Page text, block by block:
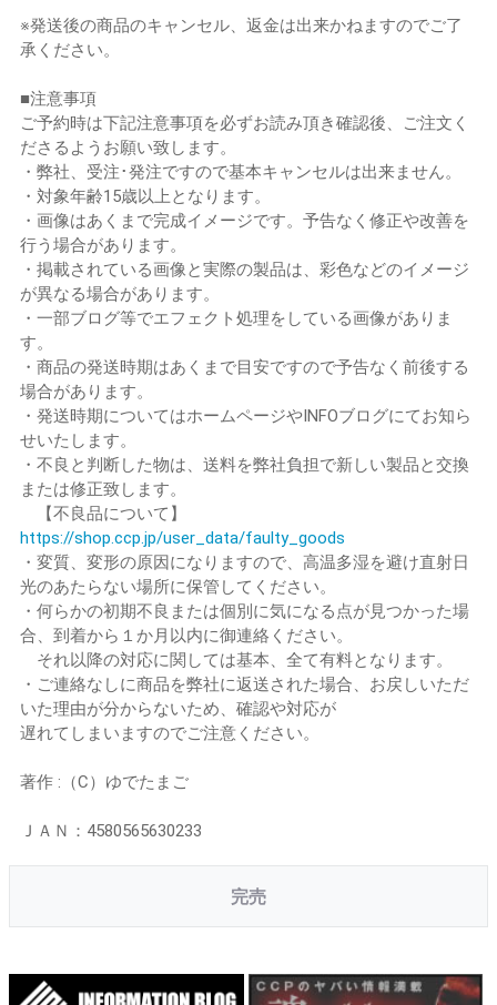
※発送後の商品のキャンセル、返金は出来かねますのでご了
承ください。
■注意事項
ご予約時は下記注意事項を必ずお読み頂き確認後、ご注文く
ださるようお願い致します。
・弊社、受注･発注ですので基本キャンセルは出来ません。
・対象年齢15歳以上となります。
・画像はあくまで完成イメージです。予告なく修正や改善を
行う場合があります。
・掲載されている画像と実際の製品は、彩色などのイメージ
が異なる場合があります。
・一部ブログ等でエフェクト処理をしている画像がありま
す。
・商品の発送時期はあくまで目安ですので予告なく前後する
場合があります。
・発送時期についてはホームページやINFOブログにてお知ら
せいたします。
・不良と判断した物は、送料を弊社負担で新しい製品と交換
または修正致します。
【不良品について】
https://shop.ccp.jp/user_data/faulty_goods
・変質、変形の原因になりますので、高温多湿を避け直射日
光のあたらない場所に保管してください。
・何らかの初期不良または個別に気になる点が見つかった場
合、到着から１か月以内に御連絡ください。
それ以降の対応に関しては基本、全て有料となります。
・ご連絡なしに商品を弊社に返送された場合、お戻しいただ
いた理由が分からないため、確認や対応が
遅れてしまいますのでご注意ください。
著作 :（C）ゆでたまご
ＪＡＮ：4580565630233
完売